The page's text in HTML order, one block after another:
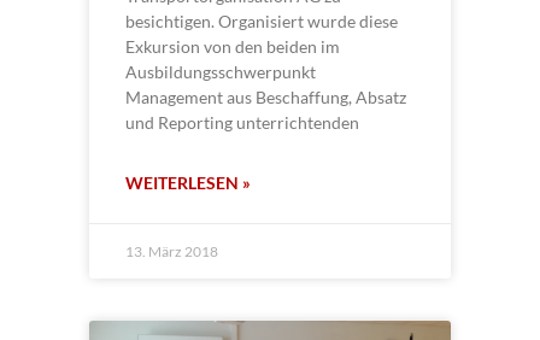
besichtigen. Organisiert wurde diese
Exkursion von den beiden im
Ausbildungsschwerpunkt
Management aus Beschaffung, Absatz
und Reporting unterrichtenden
WEITERLESEN »
13. März 2018